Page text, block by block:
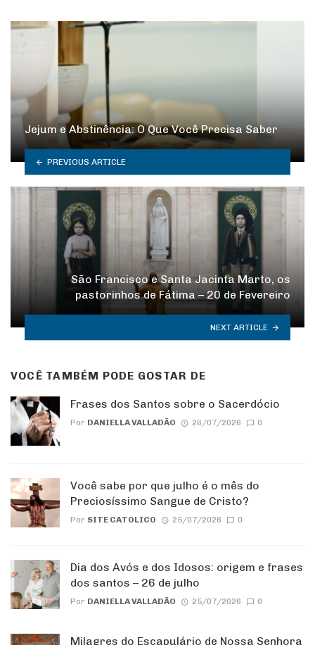
Jejum e Abstinência: O Que Você Precisa Saber
PREVIOUS ARTICLE
São Francisco e Santa Jacinta Marto, os
pastorinhos de Fátima – 20 de Fevereiro
NEXT ARTICLE
VOCÊ TAMBÉM PODE GOSTAR DE
Frases dos Santos sobre o Sacerdócio
Por DANIELLA VALLADÃO 26/07/2026 0
Você sabe por que julho é o mês do
Preciosíssimo Sangue de Cristo?
Por SITE CATOLICO 25/07/2026 0
Dia dos Avós e dos Idosos: origem e frases
dos santos – 26 de julho
Por DANIELLA VALLADÃO 25/07/2026 0
Milagres do Escapulário de Nossa Senhora